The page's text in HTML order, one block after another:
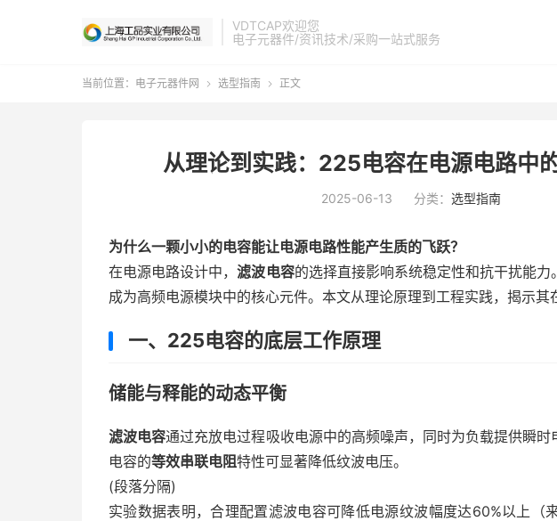
VDTCAP欢迎您
电子元器件/资讯技术/采购一站式服务
当前位置： 电子元器件网  选型指南  正文
从理论到实践：225电容在电源电路中
2025-06-13 分类： 选型指南
为什么一颗小小的电容能让电源电路性能产生质的飞跃？
在电源电路设计中，滤波电容的选择直接影响系统稳定性和抗干扰能力
成为高频电源模块中的核心元件。本文从理论原理到工程实践，揭示其
一、225电容的底层工作原理
储能与释能的动态平衡
滤波电容通过充放电过程吸收电源中的高频噪声，同时为负载提供瞬
电容的等效串联电阻特性可显著降低纹波电压。
(段落分隔)
实验数据表明，合理配置滤波电容可降低电源纹波幅度达60%以上（